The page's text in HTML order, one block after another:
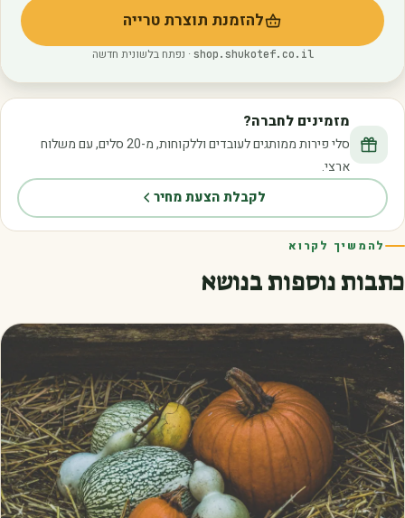
להזמנת תוצרת טרייה
(נפתח בלשונית חדשה)
shop.shukotef.co.il · נפתח בלשונית חדשה
מזמינים לחברה?
סלי פירות ממותגים לעובדים וללקוחות, מ-20 סלים, עם משלוח
ארצי.
לקבלת הצעת מחיר
להמשיך לקרוא
כתבות נוספות בנושא